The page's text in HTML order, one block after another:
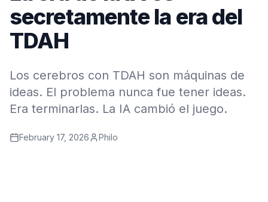
secretamente la era del
TDAH
Los cerebros con TDAH son máquinas de
ideas. El problema nunca fue tener ideas.
Era terminarlas. La IA cambió el juego.
February 17, 2026 Philo